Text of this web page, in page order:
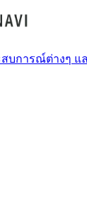
บการณ์ต่างๆ แ